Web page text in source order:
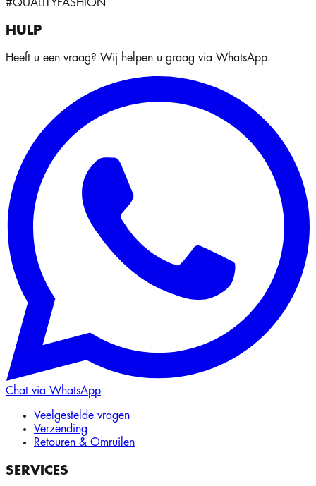
#QUALITYFASHION
HULP
Heeft u een vraag? Wij helpen u graag via WhatsApp.
Chat via WhatsApp
Veelgestelde vragen
Verzending
Retouren & Omruilen
SERVICES